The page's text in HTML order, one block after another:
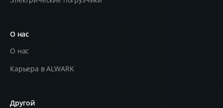
О нас
О нас
Карьера в ALWARK
Другой